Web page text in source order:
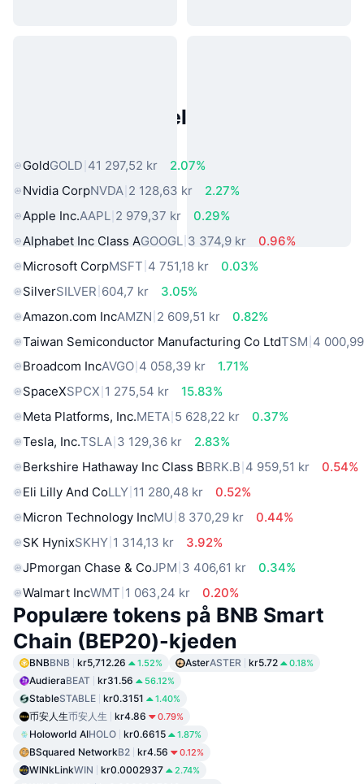
Populære eiendeler fra den
GoldGOLD 41 297,52 kr
2.07%
Nvidia CorpNVDA 2 128,63 kr
2.27%
Apple Inc.AAPL 2 979,37 kr
0.29%
Alphabet Inc Class AGOOGL 3 374,9 kr
0.96%
Microsoft CorpMSFT 4 751,18 kr
0.03%
SilverSILVER 604,7 kr
3.05%
Amazon.com IncAMZN 2 609,51 kr
0.82%
Taiwan Semiconductor Manufacturing Co LtdTSM 4
Broadcom IncAVGO 4 058,39 kr
1.71%
SpaceXSPCX 1 275,54 kr
15.83%
Meta Platforms, Inc.META 5 628,22 kr
0.37%
Tesla, Inc.TSLA 3 129,36 kr
2.83%
Berkshire Hathaway Inc Class BBRK.B 4 959,51 kr
0.54%
Eli Lilly And CoLLY 11 280,48 kr
0.52%
Micron Technology IncMU 8 370,29 kr
0.44%
SK HynixSKHY 1 314,13 kr
3.92%
JPmorgan Chase & CoJPM 3 406,61 kr
0.34%
Walmart IncWMT 1 063,24 kr 0.20%
Populære tokens på BNB Smart
Chain (BEP20)-kjeden
BNBBNB kr5,712.26 1.52% AsterASTER kr5.72 0.18%
AudieraBEAT kr31.56 56.12%
StableSTABLE kr0.3151 1.40%
币安人生币安人生 kr4.86 0.79%
Holoworld AIHOLO kr0.6615 1.87%
BSquared NetworkB2 kr4.56 0.12%
WINkLinkWIN kr0.0002937 2.74%